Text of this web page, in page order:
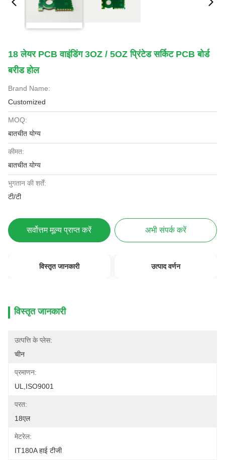
18 लेयर PCB वाइंडिंग 3OZ / 5OZ प्रिंटेड सर्किट PCB बोर्ड
बरीड होल
Brand Name:
Customized
MOQ:
बातचीत योग्य
कीमत:
बातचीत योग्य
भुगतान की शर्तें:
टी/टी
सर्वोत्तम मूल्य प्राप्त करें अभी संपर्क करें
विस्तृत जानकारी उत्पाद वर्णन
विस्तृत जानकारी
उत्पत्ति के प्लेस:
चीन
प्रमाणन:
UL,ISO9001
परत:
18एल
मेटरेल:
IT180A हाई टीजी